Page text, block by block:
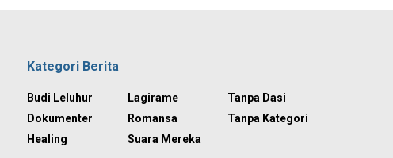
Kategori Berita
Budi Leluhur
Dokumenter
Healing
Lagirame
Romansa
Suara Mereka
Tanpa Dasi
Tanpa Kategori